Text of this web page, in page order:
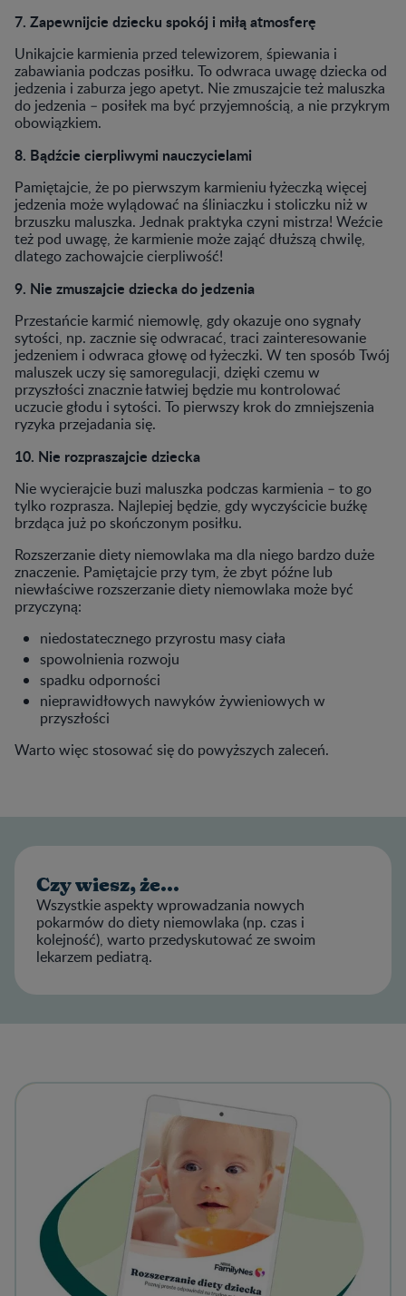
7. Zapewnijcie dziecku spokój i miłą atmosferę
Unikajcie karmienia przed telewizorem, śpiewania i
zabawiania podczas posiłku. To odwraca uwagę dziecka od
jedzenia i zaburza jego apetyt. Nie zmuszajcie też maluszka
do jedzenia – posiłek ma być przyjemnością, a nie przykrym
obowiązkiem.
8. Bądźcie cierpliwymi nauczycielami
Pamiętajcie, że po pierwszym karmieniu łyżeczką więcej
jedzenia może wylądować na śliniaczku i stoliczku niż w
brzuszku maluszka. Jednak praktyka czyni mistrza! Weźcie
też pod uwagę, że karmienie może zająć dłuższą chwilę,
dlatego zachowajcie cierpliwość!
9. Nie zmuszajcie dziecka do jedzenia
Przestańcie karmić niemowlę, gdy okazuje ono sygnały
sytości, np. zacznie się odwracać, traci zainteresowanie
jedzeniem i odwraca głowę od łyżeczki. W ten sposób Twój
maluszek uczy się samoregulacji, dzięki czemu w
przyszłości znacznie łatwiej będzie mu kontrolować
uczucie głodu i sytości. To pierwszy krok do zmniejszenia
ryzyka przejadania się.
10. Nie rozpraszajcie dziecka
Nie wycierajcie buzi maluszka podczas karmienia – to go
tylko rozprasza. Najlepiej będzie, gdy wyczyścicie buźkę
brzdąca już po skończonym posiłku.
Rozszerzanie diety niemowlaka ma dla niego bardzo duże
znaczenie. Pamiętajcie przy tym, że zbyt późne lub
niewłaściwe rozszerzanie diety niemowlaka może być
przyczyną:
niedostatecznego przyrostu masy ciała
spowolnienia rozwoju
spadku odporności
nieprawidłowych nawyków żywieniowych w
przyszłości
Warto więc stosować się do powyższych zaleceń.
Czy wiesz, że...
Wszystkie aspekty wprowadzania nowych
pokarmów do diety niemowlaka (np. czas i
kolejność), warto przedyskutować ze swoim
lekarzem pediatrą.